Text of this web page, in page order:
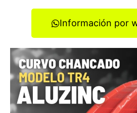
Información por